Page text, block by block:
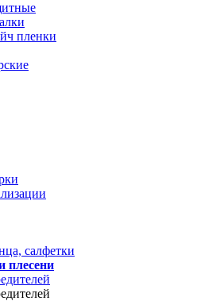
пленки
салфетки
плесени